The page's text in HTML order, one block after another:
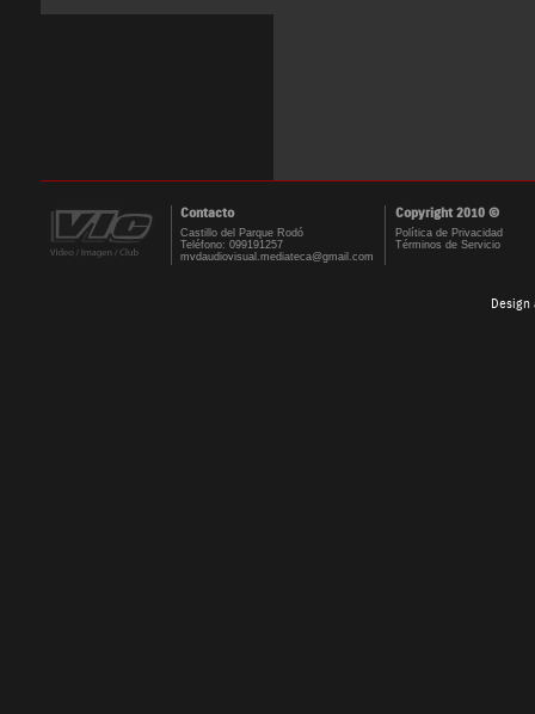
Contacto Copyright 2010 ©
Castillo del Parque Rodó
Teléfono: 099191257
mvdaudiovisual.mediateca@gmail.com
Política de Privacidad
Términos de Servicio